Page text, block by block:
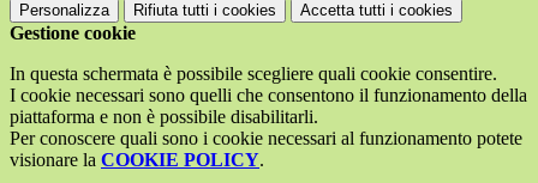
Personalizza Rifiuta tutti i cookies Accetta tutti i cookies
Gestione cookie
In questa schermata è possibile scegliere quali cookie consentire.
I cookie necessari sono quelli che consentono il funzionamento della
piattaforma e non è possibile disabilitarli.
Per conoscere quali sono i cookie necessari al funzionamento potete
visionare la COOKIE POLICY.